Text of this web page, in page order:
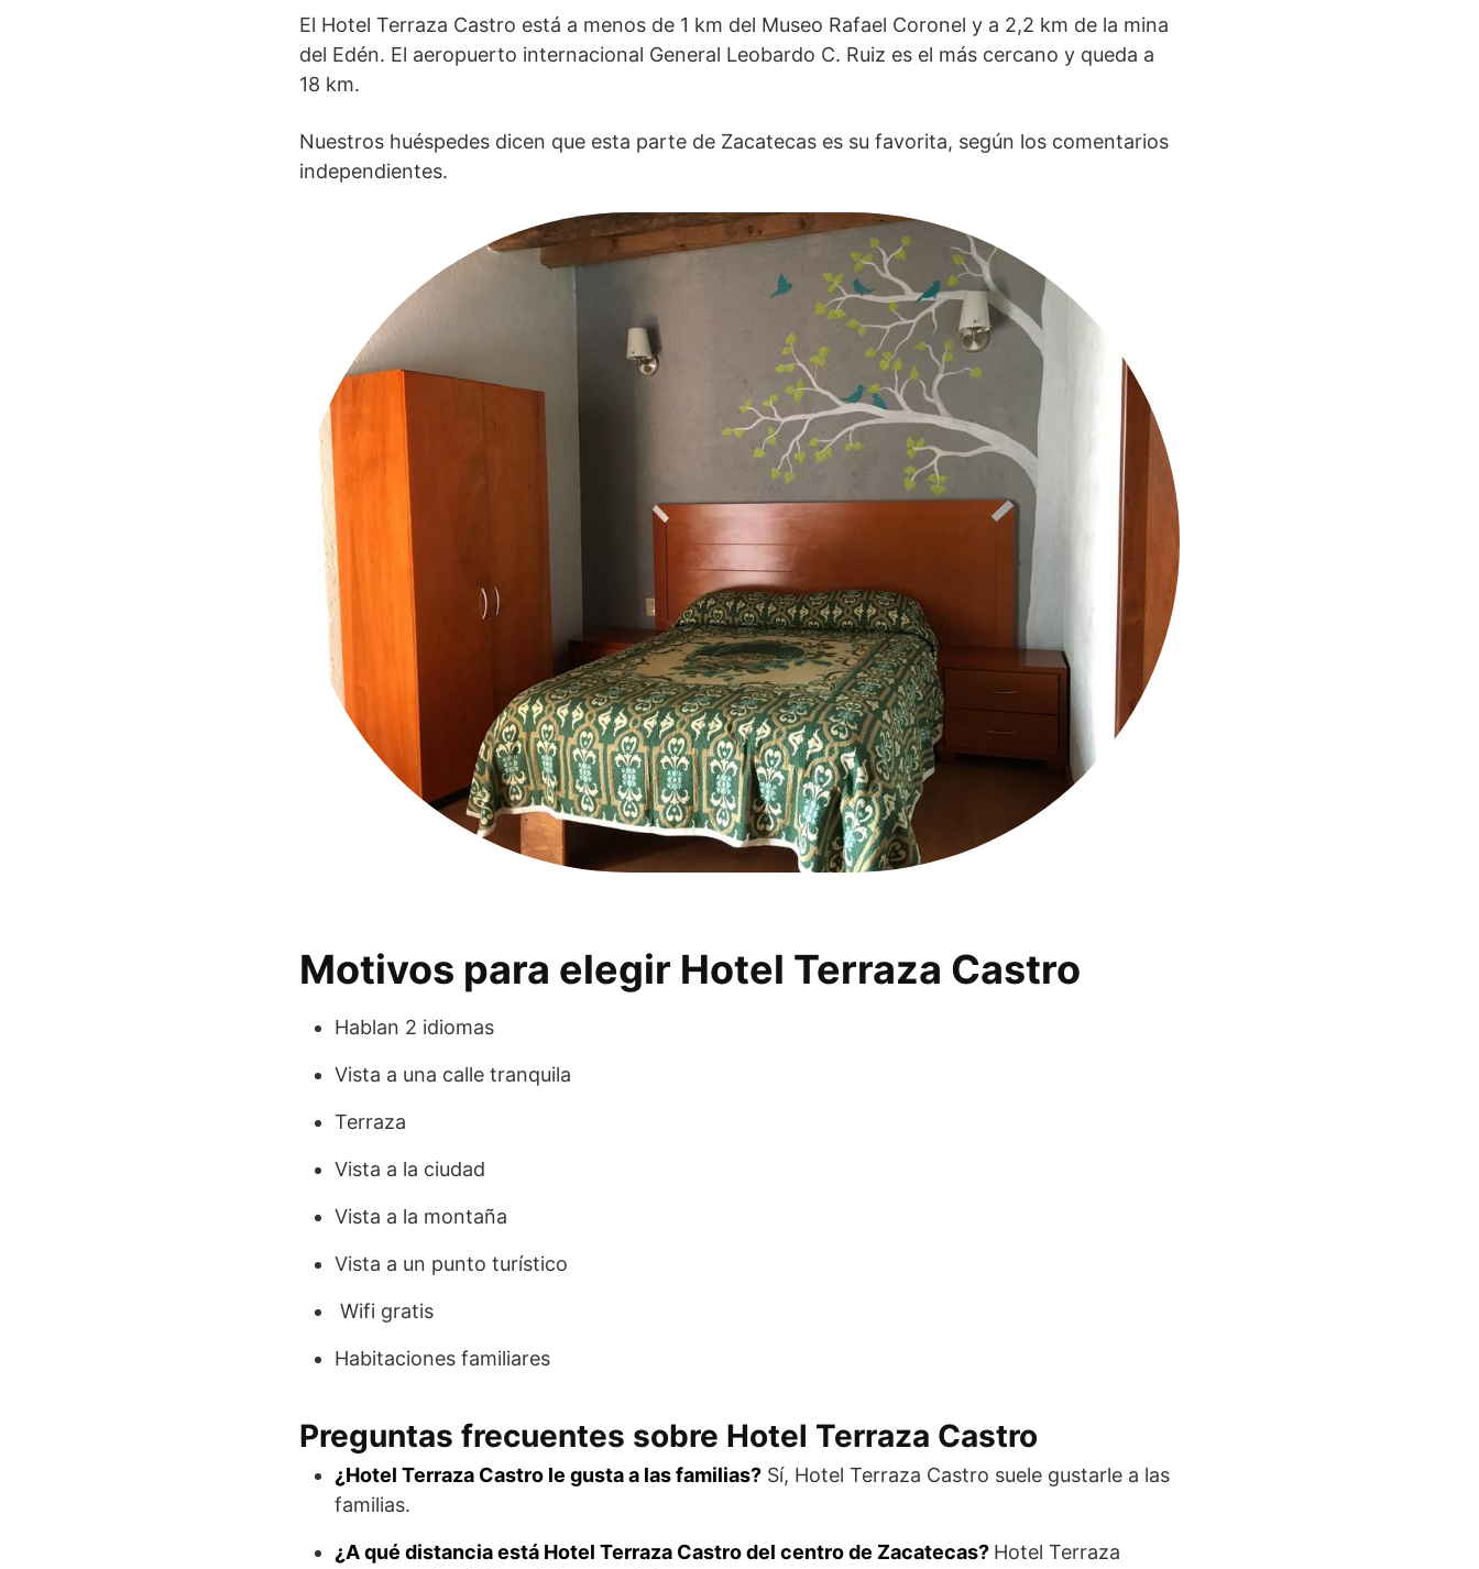
El Hotel Terraza Castro está a menos de 1 km del Museo Rafael Coronel y a 2,2 km de la mina
del Edén. El aeropuerto internacional General Leobardo C. Ruiz es el más cercano y queda a
18 km.
Nuestros huéspedes dicen que esta parte de Zacatecas es su favorita, según los comentarios
independientes.
Motivos para elegir Hotel Terraza Castro
Hablan 2 idiomas
Vista a una calle tranquila
Terraza
Vista a la ciudad
Vista a la montaña
Vista a un punto turístico
Wifi gratis
Habitaciones familiares
Preguntas frecuentes sobre Hotel Terraza Castro
¿Hotel Terraza Castro le gusta a las familias? Sí, Hotel Terraza Castro suele gustarle a las
familias.
¿A qué distancia está Hotel Terraza Castro del centro de Zacatecas? Hotel Terraza